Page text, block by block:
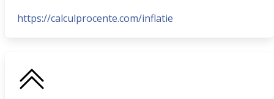
https://calculprocente.com/inflatie